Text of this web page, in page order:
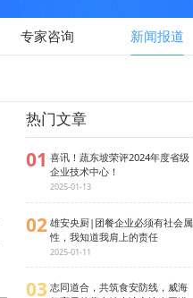
专家咨询 新闻报道
热门文章
01 喜讯！蔬东坡荣评2024年度省级
企业技术中心！
2025-01-13
02 雄安央厨|团餐企业必须有社会属
性，我知道我肩上的责任
2025-01-11
03 志同道合，共筑食安防线，威海